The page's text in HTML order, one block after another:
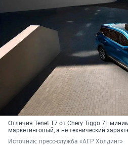
Отличия Tenet T7 от Chery Tiggo 7L
маркетинговый, а не технический
Источник: пресс-служба «АГР Холдинг»